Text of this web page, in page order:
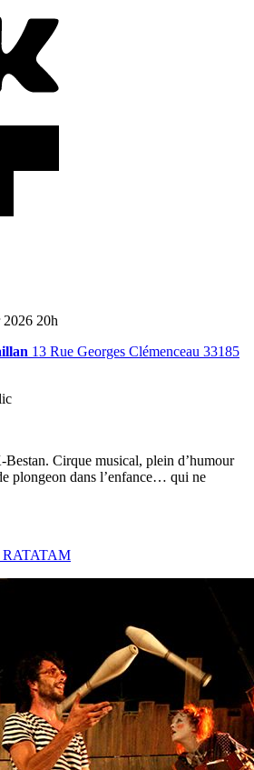
2026 20h
13 Rue Georges Clémenceau 33185
Bestan. Cirque musical, plein d’humour
plongeon dans l’enfance… qui ne
RATATAM